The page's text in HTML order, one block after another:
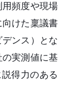
頻度や現場
けた稟議書
ンス）とな
実測値に基
得力のある